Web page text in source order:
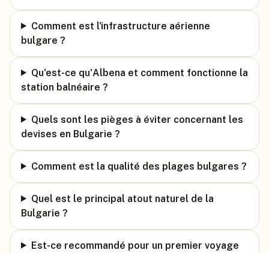
Comment est l'infrastructure aérienne
bulgare ?
Qu'est-ce qu'Albena et comment fonctionne la
station balnéaire ?
Quels sont les pièges à éviter concernant les
devises en Bulgarie ?
Comment est la qualité des plages bulgares ?
Quel est le principal atout naturel de la
Bulgarie ?
Est-ce recommandé pour un premier voyage